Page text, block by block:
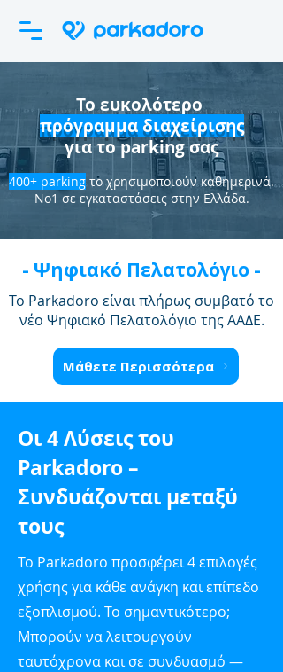
Το ευκολότερο
πρόγραμμα διαχείρισης
για το parking σας
400+ parking το χρησιμοποιούν καθημερινά.
Νο1 σε εγκαταστάσεις στην Ελλάδα.
- Ψηφιακό Πελατολόγιο -
Το Parkadoro είναι πλήρως συμβατό το
νέο Ψηφιακό Πελατολόγιο της ΑΑΔΕ.
Μάθετε Περισσότερα
Οι 4 Λύσεις του
Parkadoro –
Συνδυάζονται μεταξύ
τους
Το Parkadoro προσφέρει 4 επιλογές
χρήσης για κάθε ανάγκη και επίπεδο
εξοπλισμού. Το σημαντικότερο;
Μπορούν να λειτουργούν
ταυτόχρονα και σε συνδυασμό —